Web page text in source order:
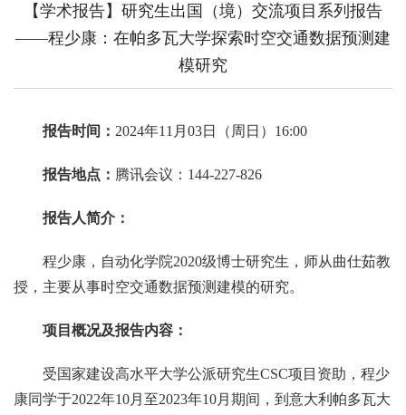
【学术报告】研究生出国（境）交流项目系列报告
——程少康：在帕多瓦大学探索时空交通数据预测建
模研究
报告时间： 2024年11月03日（周日）16:00
报告地点： 腾讯会议：144-227-826
报告人简介：
程少康，自动化学院2020级博士研究生，师从曲仕茹教
授，主要从事时空交通数据预测建模的研究。
项目 概况及报告内容：
受国家建设高水平大学公派研究生CSC项目资助，程少
康同学于2022年10月至2023年10月期间，到意大利帕多瓦大